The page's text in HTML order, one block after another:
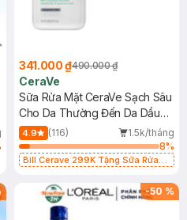
341.000 ₫490.000 ₫
CeraVe
Sữa Rửa Mặt CeraVe Sạch Sâu
Cho Da Thường Đến Da Dầu
473ml
4.9 (116)
1.5k/tháng
8%
Bill Cerave 299K Tặng Sữa Rửa
-50 %